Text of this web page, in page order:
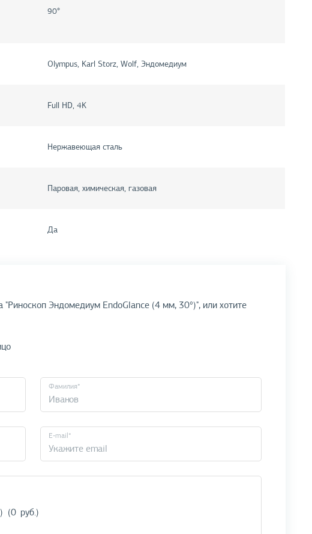
90°
Olympus, Karl Storz, Wolf, Эндомедиум
Full HD, 4K
Нержавеющая сталь
Паровая, химическая, газовая
Да
"Риноскоп Эндомедиум EndoGlance (4 мм, 30°)", или хотите
Фамилия*
E-mail*